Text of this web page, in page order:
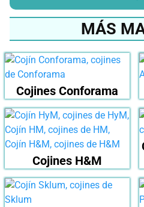
MÁS
Cojines Conforama
Cojines H&M